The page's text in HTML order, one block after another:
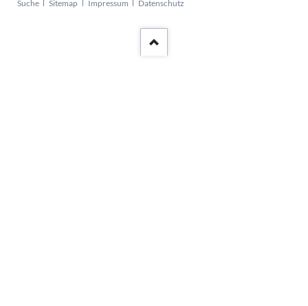
Navigation
Suche Sitemap Impressum Datenschutz